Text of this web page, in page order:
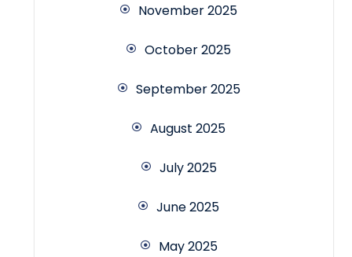
November 2025
October 2025
September 2025
August 2025
July 2025
June 2025
May 2025